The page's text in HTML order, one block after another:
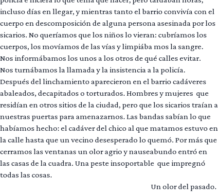
incluso días en llegar, y mientras tanto el barrio convivía con el
cuerpo en descomposición de alguna persona asesinada por los
sicarios. No queríamos que los niños lo vieran: cubríamos los
cuerpos, los movíamos de las vías y limpiába mos la sangre.
Nos informábamos los unos a los otros de qué calles evitar.
Nos turnábamos la llamada y la insistencia a la policía.
Después del linchamiento aparecieron en el barrio cadáveres
abaleados, decapitados o torturados. Hombres y mujeres que
residían en otros sitios de la ciudad, pero que los sicarios traían a
nuestras puertas para amenazarnos. Las bandas sabían lo que
habíamos hecho: el cadáver del chico al que matamos estuvo en
la calle hasta que un vecino desesperado lo quemó. Por más que
cerramos las ventanas un olor agrio y nauseabundo entró en
las casas de la cuadra. Una peste insoportable que impregnó
todas las cosas.
Un olor del pasado.